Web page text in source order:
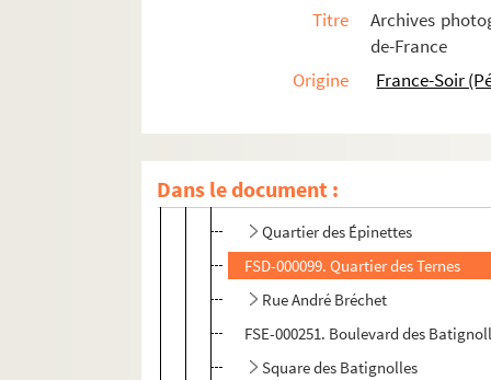
Titre
Archives
de-France
Origine
France-Soir
Dans le document :
13e arrondissement
15e arrondissement
17e arrondissement
FSE-000248. Mairie du 17e
Quartier des Épinettes
FSD-000099. Quartier des Ternes
Rue André Bréchet
FSE-000251. Boulevard des
Square des Batignolles